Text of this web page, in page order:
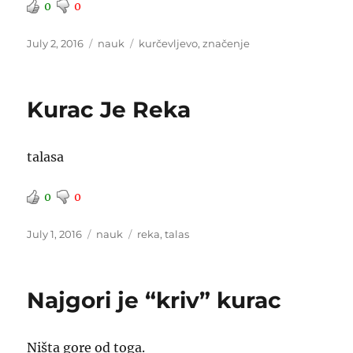
0 0
Posted
July 2, 2016 Categories
nauk Tags
kurčevljevo,značenje
Kurac Je Reka
talasa
0 0
Posted
July 1, 2016 Categories
nauk Tags
reka,talas
Najgori je “kriv” kurac
Ništa gore od toga.